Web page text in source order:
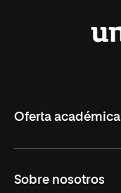
Oferta académica
Másteres Oficiales
Sobre nosotros